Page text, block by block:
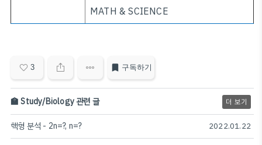
MATH & SCIENCE
3 구독하기
🏫 Study/Biology 관련 글 더 보기
핵형 분석 - 2n=?, n=? 2022.01.22